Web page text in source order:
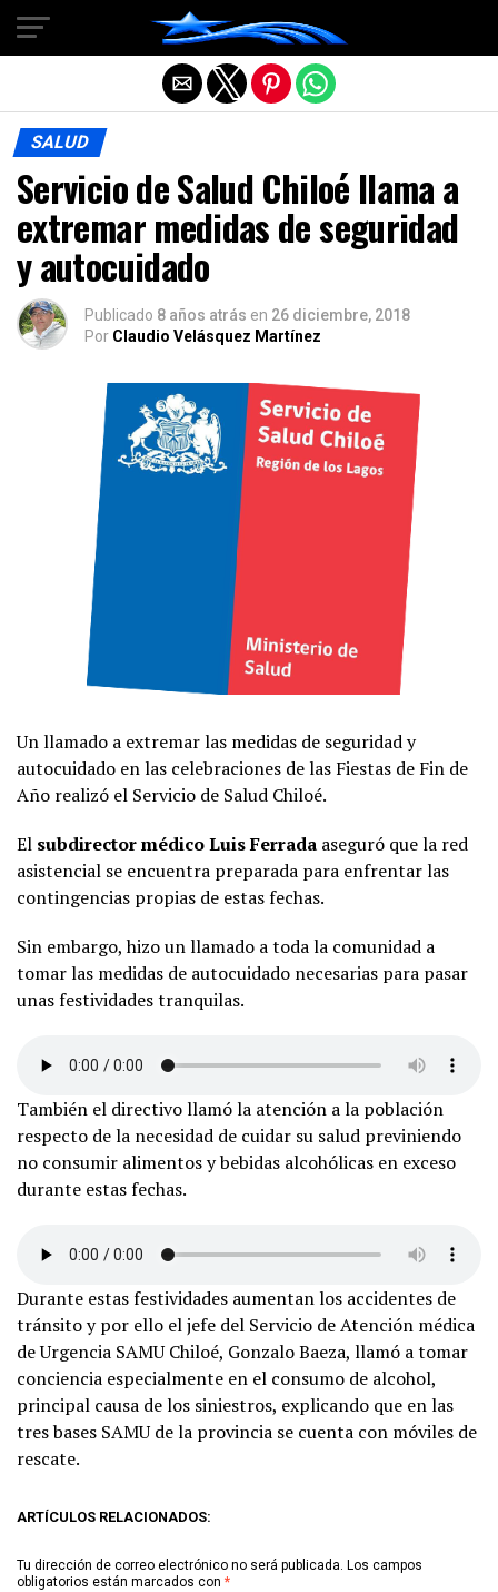
SALUD
Servicio de Salud Chiloé llama a
extremar medidas de seguridad
y autocuidado
Publicado 8 años atrás en 26 diciembre, 2018
Por Claudio Velásquez Martínez
Un llamado a extremar las medidas de seguridad y
autocuidado en las celebraciones de las Fiestas de Fin de
Año realizó el Servicio de Salud Chiloé.
El subdirector médico Luis Ferrada aseguró que la red
asistencial se encuentra preparada para enfrentar las
contingencias propias de estas fechas.
Sin embargo, hizo un llamado a toda la comunidad a
tomar las medidas de autocuidado necesarias para pasar
unas festividades tranquilas.
También el directivo llamó la atención a la población
respecto de la necesidad de cuidar su salud previniendo
no consumir alimentos y bebidas alcohólicas en exceso
durante estas fechas.
Durante estas festividades aumentan los accidentes de
tránsito y por ello el jefe del Servicio de Atención médica
de Urgencia SAMU Chiloé, Gonzalo Baeza, llamó a tomar
conciencia especialmente en el consumo de alcohol,
principal causa de los siniestros, explicando que en las
tres bases SAMU de la provincia se cuenta con móviles de
rescate.
ARTÍCULOS RELACIONADOS:
Tu dirección de correo electrónico no será publicada. Los campos
obligatorios están marcados con *
Salir de la versión móvil